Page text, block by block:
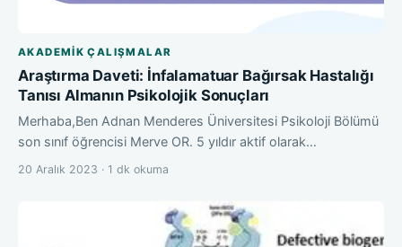
AKADEMIK ÇALIŞMALAR
Araştırma Daveti: İnfalamatuar Bağırsak Hastalığı
Tanısı Almanın Psikolojik Sonuçları
Merhaba,Ben Adnan Menderes Üniversitesi Psikoloji Bölümü
son sınıf öğrencisi Merve OR. 5 yıldır aktif olarak…
20 Aralık 2023 · 1 dk okuma